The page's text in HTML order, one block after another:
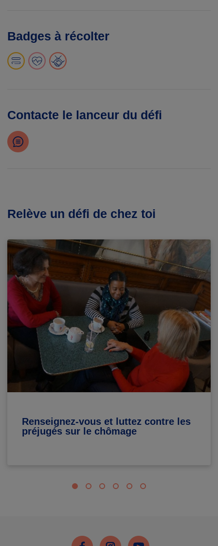
Badges à récolter
Contacte le lanceur du défi
Relève un défi de chez toi
Renseignez-vous et luttez contre les
préjugés sur le chômage
FacebookInstagramYoutube